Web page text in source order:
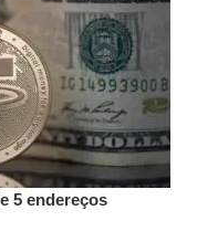
5 endereços